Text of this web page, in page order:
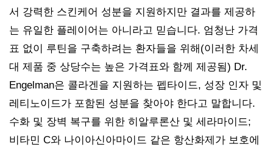
서 강력한 스킨케어 성분을 지원하지만 결과를 제공하
는 유일한 플레이어는 아니라고 믿습니다. 엄청난 가격
표 없이 루틴을 구축하려는 환자들을 위해(이러한 차세
대 제품 중 상당수는 높은 가격표와 함께 제공됨) Dr.
Engelman은 콜라겐을 지원하는 펩타이드, 성장 인자 및
레티노이드가 포함된 성분을 찾아야 한다고 말합니다.
수화 및 장벽 복구를 위한 히알루론산 및 세라마이드;
비타민 C와 나이아신아마이드 같은 항산화제가 보호에